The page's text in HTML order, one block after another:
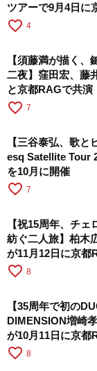
ツアーで9月4日に
favorite_border 4
【須藤満が描く、
二夜】窪田宏、藤
と京都RAGで共演
favorite_border 7
【三谷泰弘、歌と
esq Satellite Tour
を10月に開催
favorite_border 7
【祝15周年、チェ
紡ぐ二人旅】柏木
が11月12日に京都
favorite_border 8
【35周年で初の
DIMENSION増崎
が10月11日に京都
favorite_border 8